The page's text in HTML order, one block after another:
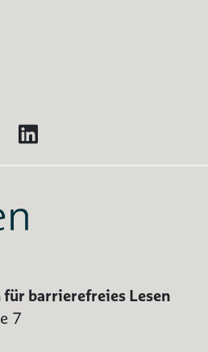
Blog
barrierefreies Lesen
7